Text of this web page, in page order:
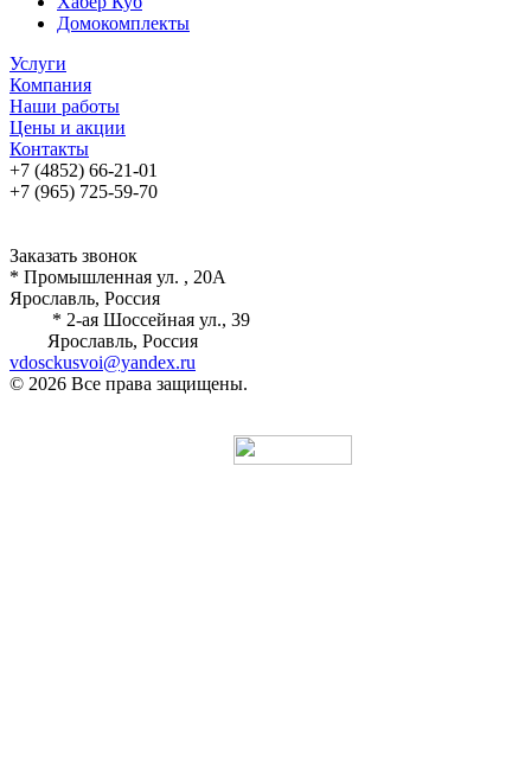
Домокомплекты
Услуги
Компания
Наши работы
Цены и акции
Контакты
+7 (4852) 66-21-01
+7 (965) 725-59-70
Заказать звонок
* Промышленная ул. , 20А
Ярославль, Россия
* 2-ая Шоссейная ул., 39
Ярославль, Россия
vdosckusvoi@yandex.ru
© 2026 Все права защищены.